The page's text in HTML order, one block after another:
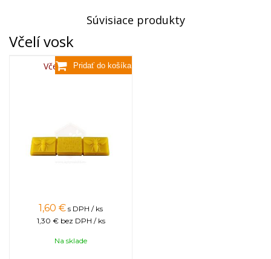
Súvisiace produkty
Včelí vosk
Včelí vosk,80g
1,60 € s DPH / ks
1,30 € bez DPH / ks
Na sklade